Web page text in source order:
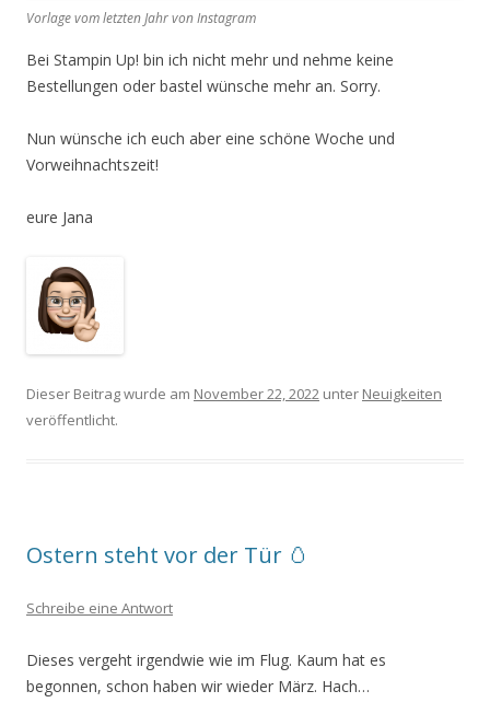
Vorlage vom letzten Jahr von Instagram
Bei Stampin Up! bin ich nicht mehr und nehme keine
Bestellungen oder bastel wünsche mehr an. Sorry.
Nun wünsche ich euch aber eine schöne Woche und
Vorweihnachtszeit!
eure Jana
Dieser Beitrag wurde am November 22, 2022 unter Neuigkeiten
veröffentlicht.
Ostern steht vor der Tür 🥚
Schreibe eine Antwort
Dieses vergeht irgendwie wie im Flug. Kaum hat es
begonnen, schon haben wir wieder März. Hach…